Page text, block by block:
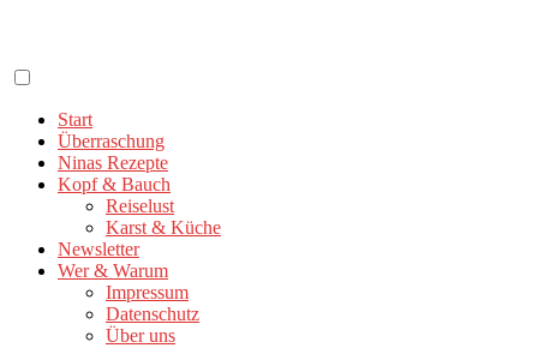
springen
Start
Überraschung
Ninas Rezepte
Kopf & Bauch
Reiselust
Karst & Küche
Newsletter
Wer & Warum
Impressum
Datenschutz
Über uns